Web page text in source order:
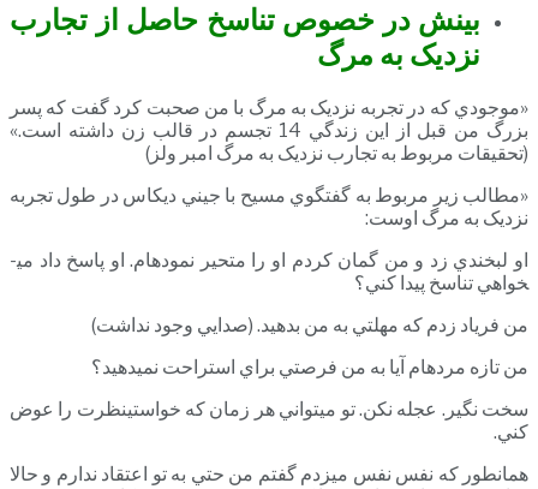
بينش در خصوص تناسخ حاصل از تجارب
نزديک به مرگ
«موجودي که در تجربه نزديک به مرگ با من صحبت کرد گفت که پسر
بزرگ من قبل از اين زندگي 14 تجسم در قالب زن داشته است.»
(تحقيقات مربوط به تجارب نزديک به مرگ امبر ولز)
«مطالب زير مربوط به گفتگوي مسيح با جيني ديکاس در طول تجربه
نزديک به مرگ اوست:
او لبخندي زد و من گمان کردم او را متحير نموده­ام. او پاسخ داد مي­
خواهي تناسخ پيدا کني؟
من فرياد زدم که مهلتي به من بدهيد. (صدايي وجود نداشت)
من تازه مرده­ام آيا به من فرصتي براي استراحت نمي­دهيد؟
سخت نگير. عجله نکن. تو مي­تواني هر زمان که خواستينظرت را عوض
کني.
همانطور که نفس نفس مي­زدم گفتم من حتي به تو اعتقاد ندارم و حالا